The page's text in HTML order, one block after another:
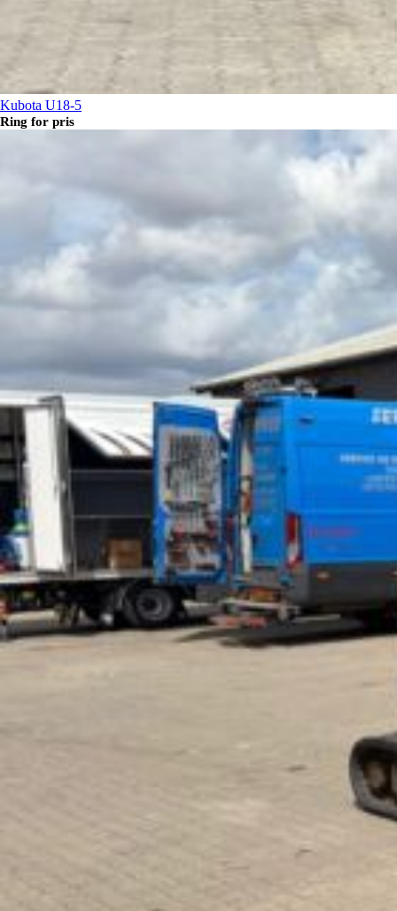
Kubota U18-5
Ring for pris